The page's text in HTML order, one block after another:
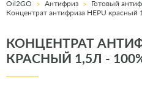
Oil2GO Антифриз
Готовый
Концентрат антифриза HEPU красный
КОНЦЕНТРАТ
КРАСНЫЙ 1,5Л -